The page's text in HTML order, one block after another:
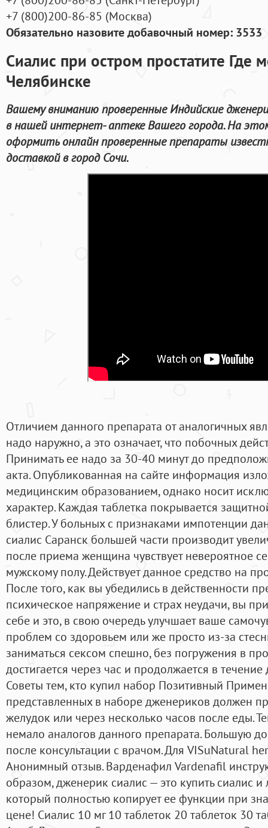
+7 (800)200-86-85 (Москва)
Обязательно назовите добавочный номер: 3533
Сиалис при остром простатите Где
Челябинске
Вашему вниманию проверенные Индийские
в нашей интернет- аптеке Вашего города. На
оформить онлайн проверенные препараты
доставкой в город Сочи.
Отличием данного препарата от аналогичных
надо наружно, а это означает, что побочных
Принимать ее надо за 30-40 минут до
акта. Опубликованная на сайте информация
медицинским образованием, однако носит
характер. Каждая таблетка покрывается
блистер. У больных с признаками импотенции
сиалис Саранск большей части производит
после приема женщина чувствует невероятное
мужскому полу. Действует данное средство на
После того, как вы убедились в действенности
психическое напряжение и страх неудачи, вы
себе и это, в свою очередь улучшает ваше
проблем со здоровьем или же просто из-за
заниматься сексом спешно, без погружения в
достигается через час и продолжается в
Советы тем, кто купил набор Позитивный
представленных в наборе дженериков должен
желудок или через несколько часов после еды.
немало аналогов данного препарата. Большую
после консультации с врачом. Для VISuNatural
Анонимный отзыв. Варденафил Vardenafil
образом, дженерик сиалис — это купить сиалис и
который полностью копирует ее функции при
цене! Сиалис 10 мг 10 таблеток 20 таблеток 30